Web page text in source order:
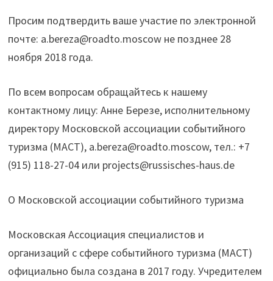
Просим подтвердить ваше участие по электронной
почте: a.bereza@roadto.moscowне позднее 28
ноября 2018 года.
По всем вопросам обращайтесь к нашему
контактному лицу: Анне Березе, исполнительному
директору Московской ассоциации событийного
туризма (МАСТ), a.bereza@roadto.moscow, тeл.: +7
(915) 118-27-04 или projects@russisches-haus.de
О Московской ассоциации событийного туризма
Московская Ассоциация специалистов и
организаций с сфере событийного туризма (МАСТ)
официально была создана в 2017 году. Учредителем